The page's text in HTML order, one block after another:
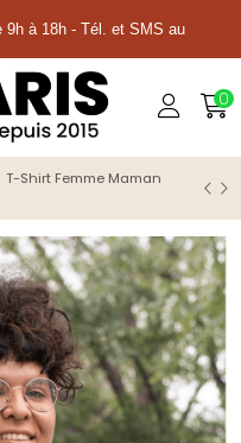
9h à 18h - Tél. et SMS au
0
T-Shirt Femme Maman